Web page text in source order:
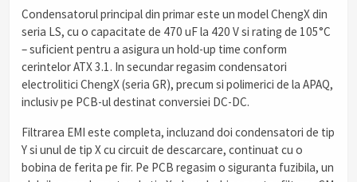
Condensatorul principal din primar este un model ChengX din
seria LS, cu o capacitate de 470 uF la 420 V si rating de 105°C
– suficient pentru a asigura un hold-up time conform
cerintelor ATX 3.1. In secundar regasim condensatori
electrolitici ChengX (seria GR), precum si polimerici de la APAQ,
inclusiv pe PCB-ul destinat conversiei DC-DC.
Filtrarea EMI este completa, incluzand doi condensatori de tip
Y si unul de tip X cu circuit de descarcare, continuat cu o
bobina de ferita pe fir. Pe PCB regasim o siguranta fuzibila, un